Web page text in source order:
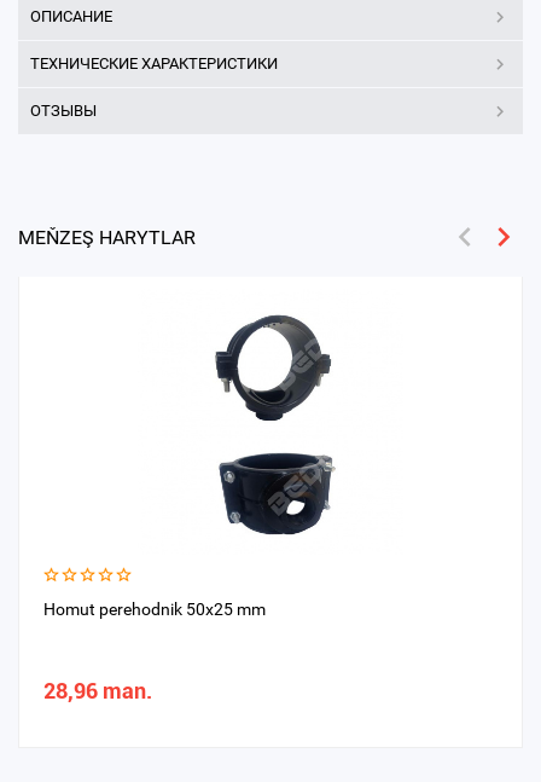
ОПИСАНИЕ
ТЕХНИЧЕСКИЕ ХАРАКТЕРИСТИКИ
ОТЗЫВЫ
MEŇZEŞ HARYTLAR
Homut perehodnik 50x25 mm
28,96 man.